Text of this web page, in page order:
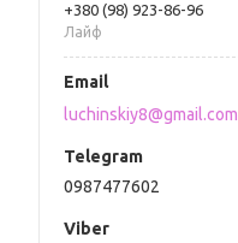
+380 (98) 923-86-96
Лайф
luchinskiy8@gmail.com
0987477602